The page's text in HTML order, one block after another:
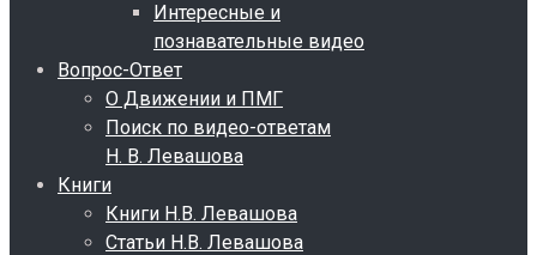
Интересные и
познавательные видео
Вопрос-Ответ
О Движении и ПМГ
Поиск по видео-ответам
Н. В. Левашова
Книги
Книги Н.В. Левашова
Статьи Н.В. Левашова